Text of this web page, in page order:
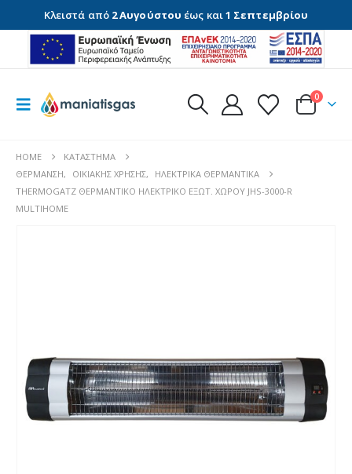
Κλειστά από 2 Αυγούστου έως και1 Σεπτεμβρίου
0
HOME
ΚΑΤΆΣΤΗΜΑ
ΘΈΡΜΑΝΣΗ, ΟΙΚΙΑΚΉΣ ΧΡΉΣΗΣ,
ΗΛΕΚΤΡΙΚΆ ΘΕΡΜΑΝΤΙΚΆ
THERMOGATZ ΘΕΡΜΑΝΤΙΚΟ ΗΛΕΚΤΡΙΚΟ ΕΞΩΤ. ΧΩΡΟΥ JHS-3000-R
MULTIHOME